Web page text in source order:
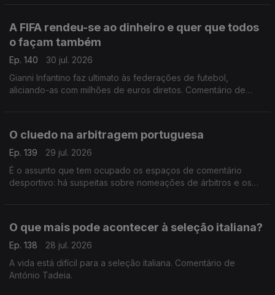
A FIFA rendeu-se ao dinheiro e quer que todos
o façam também
Ep. 140
30 jul. 2026
Gianni Infantino faz ultimato às federações de futebol,
aliciando-as com milhões de euros diretos. Comentário de
O cluedo na arbitragem portuguesa
Ep. 139
29 jul. 2026
É o assunto que tem ocupado os espaços de comentário
desportivo: há suspeitas sobre nomeações de árbitros e os
O que mais pode acontecer à seleção italiana?
Ep. 138
28 jul. 2026
A vida está difícil para a seleção italiana. Comentário de
António Tadeia.